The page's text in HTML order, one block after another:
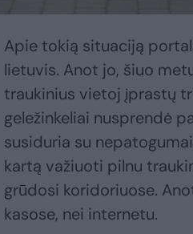
Apie tokią situaciją
lietuvis. Anot jo, šiuo
traukinius vietoj įprastų
geležinkeliai nusprendė
susiduria su
kartą važiuoti pilnu
grūdosi koridoriuose.
kasose, nei internetu.